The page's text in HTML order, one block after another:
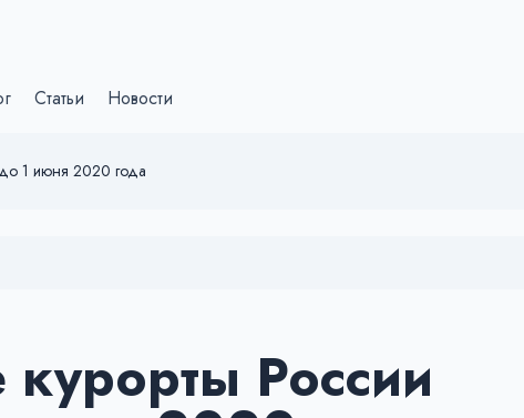
Статьи Новости
1 июня 2020 года
России